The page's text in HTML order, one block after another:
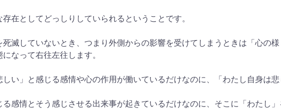
在としてどっしりしていられるということです。
滅していないとき、つまり外側からの影響を受けてしまうときは「心の様
なって右往左往します。
い」と感じる感情や心の作用が働いているだけなのに、「わたし自身は
感情とそう感じさせる出来事が起きているだけなのに、そこに「わたし